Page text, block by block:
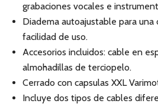
grabaciones vocales e
Diadema autoajustable para
facilidad de uso.
Accesorios incluidos: cable en
almohadillas de terciopelo.
Cerrado con capsulas XXL
Incluye dos tipos de cables